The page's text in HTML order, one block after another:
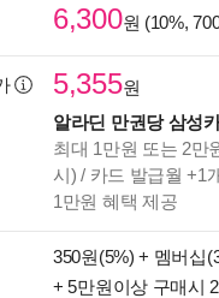
6,300원 (10%,
5,355원
알라딘 만권당 삼성
최대 1만원 또는 2만
시) / 카드 발급월 +1
1만원 혜택 제공
350원(5%) + 멤버십
+ 5만원이상 구매시